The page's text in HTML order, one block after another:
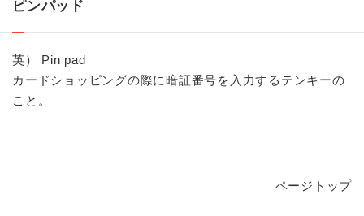
ピンパッド
英） Pin pad
カードショッピングの際に暗証番号を入力するテンキーの
こと。
ページトップ